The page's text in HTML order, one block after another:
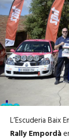
L’Escuderia Baix
Rally Empordà